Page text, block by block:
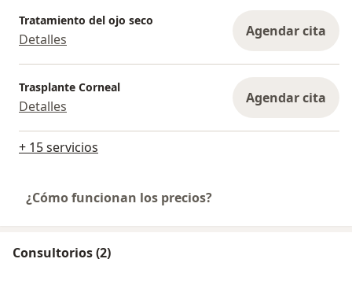
Tratamiento del ojo seco
Detalles Agendar cita
Trasplante Corneal
Detalles Agendar cita
+ 15 servicios
¿Cómo funcionan los precios?
Consultorios (2)